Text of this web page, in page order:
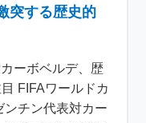
突する歴史的
ーボベルデ、歴
FIFAワールドカ
ンチン代表対カー